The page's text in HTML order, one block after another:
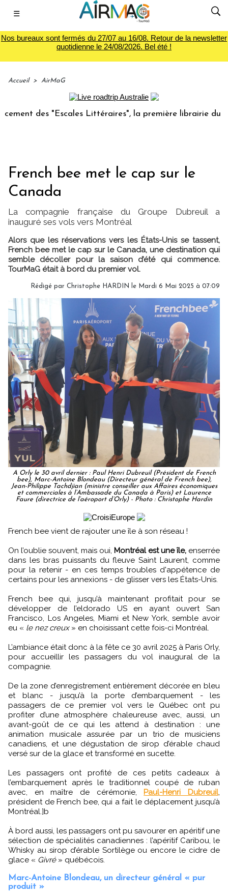
☰
Nos bureaux sont fermés du 27/07 au 16/08. Retour de la newsletter
quotidienne le 24/08/2026. Bel été !
Accueil > AirMaG
"Escales Littéraires", la première librairie du voyage
French bee met le cap sur le
Canada
La compagnie française du Groupe Dubreuil a
inauguré ses vols vers Montréal
Alors que les réservations vers les États-Unis se tassent,
French bee met le cap sur le Canada, une destination qui
semble décoller pour la saison d’été qui commence.
TourMaG était à bord du premier vol.
Rédigé par Christophe HARDIN le Mardi 6 Mai 2025 à 07:09
A Orly le 30 avril dernier : Paul Henri Dubreuil (Président de French
bee), Marc-Antoine Blondeau (Directeur général de French bee),
Jean-Philippe Tachdjian (ministre conseiller aux Affaires économiques
et commerciales à l’Ambassade du Canada à Paris) et Laurence
Faure (directrice de l’aéroport d’Orly) - Photo : Christophe Hardin
French bee vient de rajouter une île à son réseau !
On l’oublie souvent, mais oui, Montréal est une île, enserrée
dans les bras puissants du fleuve Saint Laurent, comme
pour la retenir - en ces temps troubles d'appétence de
certains pour les annexions - de glisser vers les États-Unis.
French bee qui, jusqu’à maintenant profitait pour se
développer de l’eldorado US en ayant ouvert San
Francisco, Los Angeles, Miami et New York, semble avoir
eu « le nez creux» en choisissant cette fois-ci Montréal.
L’ambiance était donc à la fête ce 30 avril 2025 à Paris Orly,
pour accueillir les passagers du vol inaugural de la
compagnie.
De la zone d’enregistrement entièrement décorée en bleu
et blanc - jusqu’à la porte d’embarquement - les
passagers de ce premier vol vers le Québec ont pu
profiter d’une atmosphère chaleureuse avec, aussi, un
avant-goût de ce qui les attend à destination : une
animation musicale assurée par un trio de musiciens
canadiens, et une dégustation de sirop d’érable chaud
versé sur de la glace et transformé en sucette.
Les passagers ont profité de ces petits cadeaux à
l’embarquement après le traditionnel coupé de ruban
avec, en maître de cérémonie, Paul-Henri Dubreuil,
président de French bee, qui a fait le déplacement jusqu’à
Montréal.]b
À bord aussi, les passagers ont pu savourer en apéritif une
sélection de spécialités canadiennes : l’apéritif Caribou, le
Whisky au sirop d’érable Sortilège ou encore le cidre de
glace « Givré» québécois.
Marc-Antoine Blondeau, un directeur général « pur
produit »